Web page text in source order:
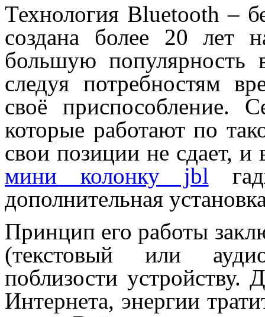
Технология Bluetooth –
создана более 20 лет
большую популярность
следуя потребностям
своё приспособление.
которые работают по
свои позиции не сдает,
мини колонку jbl
дополнительная
Принцип его работы
(текстовый или
поблизости устройству.
Интернета, энергии